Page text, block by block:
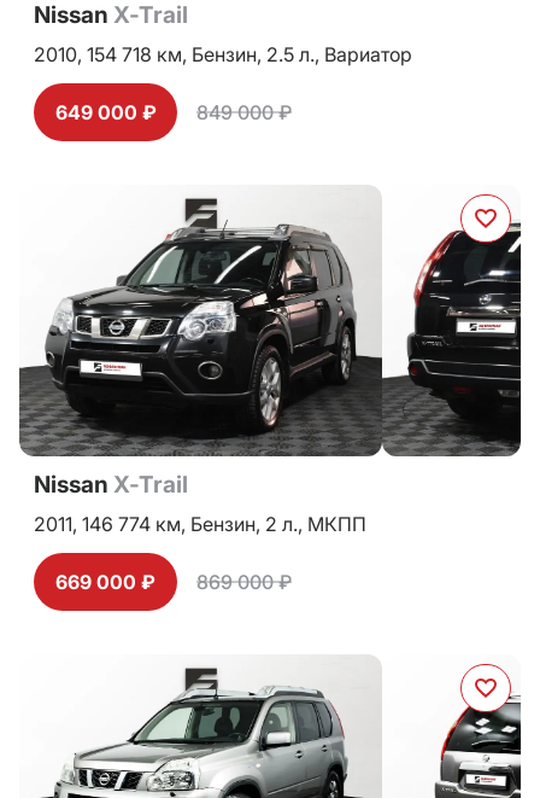
Nissan X-Trail
2010, 154 718 км, Бензин, 2.5 л., Вариатор
649 000 ₽ 849 000 ₽
Nissan X-Trail
2011, 146 774 км, Бензин, 2 л., МКПП
669 000 ₽ 869 000 ₽